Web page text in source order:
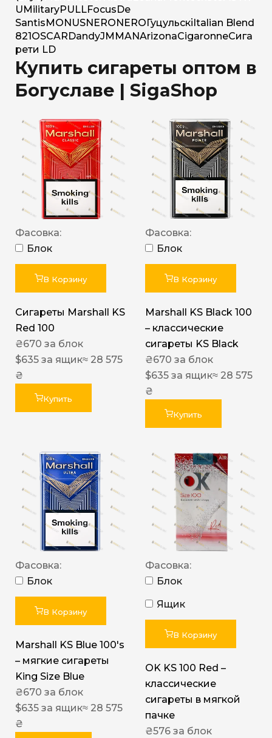
U MilitaryPULLFocus De
Santis MONUSNERO NERO Гуцульскі Italian Blend
821 OSCAR DandyJM MANArizonaCigaronneСига
рети LD
Купить сигареты оптом в
Богуславе | SigaShop
Фасовка:
Блок
В Корзину
Сигареты Marshall KS
Red 100
₴670 за блок
$635 за ящик≈ 28 575
₴
Купить
Фасовка:
Блок
В Корзину
Marshall KS Black 100
– классические
сигареты KS Black
₴670 за блок
$635 за ящик≈ 28 575
₴
Купить
Фасовка:
Блок
В Корзину
Marshall KS Blue 100's
– мягкие сигареты
King Size Blue
₴670 за блок
$635 за ящик≈ 28 575
₴
Фасовка:
Блок
Ящик
В Корзину
OK KS 100 Red –
классические
сигареты в мягкой
пачке
₴576 за блок